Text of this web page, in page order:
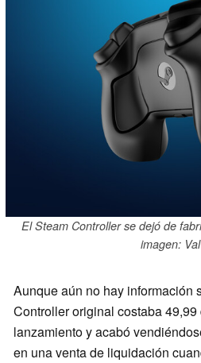
El Steam Controller se dejó de
imagen:
Aunque aún no hay información
Controller original costaba 49,99
lanzamiento y acabó
en una venta de liquidación